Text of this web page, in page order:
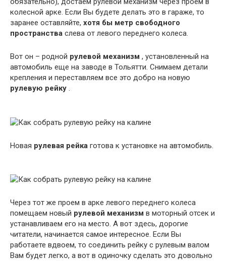
колесной арке. Если Вы будете делать это в гараже, то
заранее оставляйте, хотя бы метр свободного
пространства слева от левого переднего колеса.
Вот он – родной рулевой механизм , установленный на
автомобиль еще на заводе в Тольятти. Снимаем детали
крепления и переставляем все это добро на новую
рулевую рейку .
Новая рулевая рейка готова к установке на автомобиль.
Через тот же проем в арке левого переднего колеса
помещаем новый рулевой механизм в моторный отсек и
устанавливаем его на место. А вот здесь, дорогие
читатели, начинается самое интересное. Если Вы
работаете вдвоем, то соединить рейку с рулевым валом
Вам будет легко, а вот в одиночку сделать это довольно